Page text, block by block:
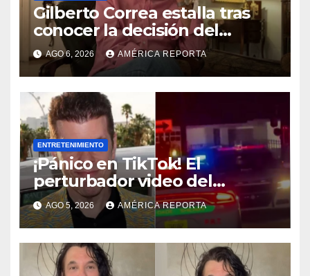
Gilberto Correa estalla tras
conocer la decisión del
tribunal en su caso
AGO 6, 2026 AMÉRICA REPORTA
ENTRETENIMIENTO
¡Pánico en TikTok! El
perturbador video del
famoso influencer Perez
Hilton que obligó a sus fans a
pedir ayuda médica
AGO 5, 2026 AMÉRICA REPORTA